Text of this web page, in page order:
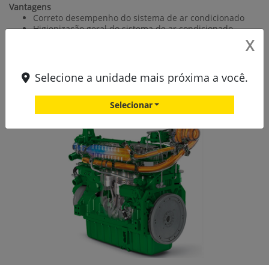
Vantagens
Correto desempenho do sistema de ar condicionado
Higienização geral do sistema de ar condicionado
Agendar serviço
X
Selecione a unidade mais próxima a você.
Selecionar